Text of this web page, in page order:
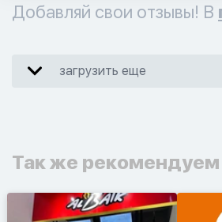
Добавляй свои отзывы! В
загрузить еще
Так же рекомендуем